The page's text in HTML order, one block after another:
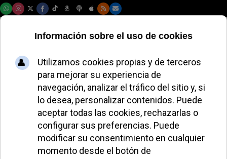
Arzobispo español
rompe el silencio:
'Debemos cambiar